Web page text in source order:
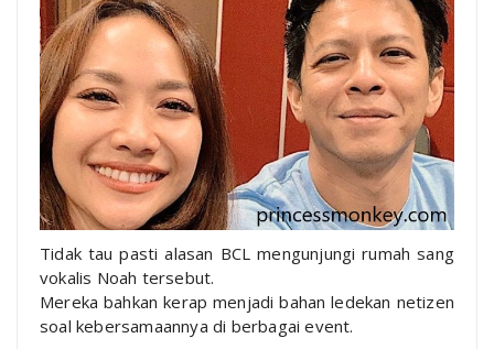
Tidak tau pasti alasan BCL mengunjungi rumah sang
vokalis Noah tersebut.
Mereka bahkan kerap menjadi bahan ledekan netizen
soal kebersamaannya di berbagai event.